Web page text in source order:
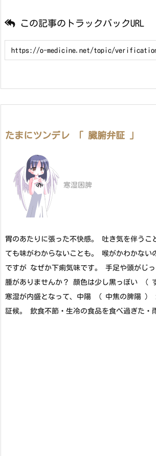
この記事のトラックバックURL
たまにツンデレ 「 臓腑弁証 」
寒湿困脾
胃のあたりに張った不快感。 吐き気を伴うこ
ても味がわからないことも。 喉がかわかない
ですが なぜか下痢気味です。 手足や頭がじ
腫がありませんか？ 顔色は少し黒っぽい （
寒湿が内盛となって、中陽 ( 中焦の脾陽 )
証候。 飲食不節・生冷の食品を食べ過ぎた・